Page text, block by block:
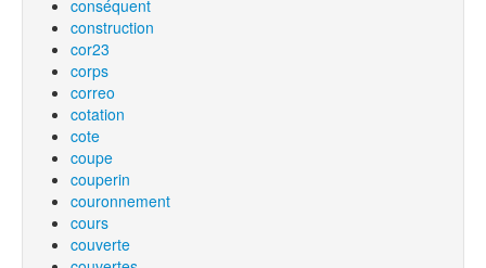
conséquent
construction
cor23
corps
correo
cotation
cote
coupe
couperin
couronnement
cours
couverte